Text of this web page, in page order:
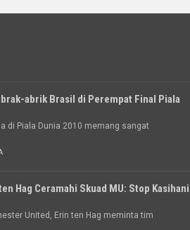
abrik Brasil di Perempat Final Piala
di Piala Dunia 2010 memang sangat
Hag Ceramahi Skuad MU: Stop Kasihani
United, Erin ten Hag meminta tim